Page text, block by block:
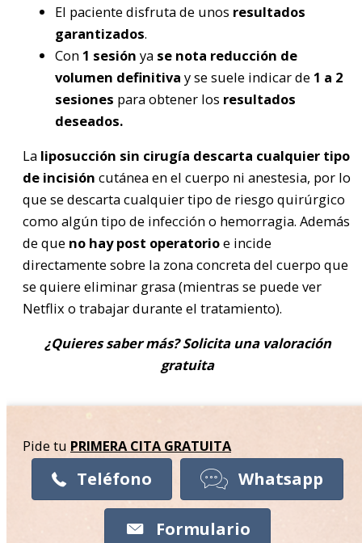
El paciente disfruta de unos resultados
garantizados.
Con1 sesión ya se nota reducción de
volumen definitiva y se suele indicar de 1 a 2
sesiones para obtener los resultados
deseados.
La liposucción sin cirugía descarta cualquier tipo
de incisión cutánea en el cuerpo ni anestesia, por lo
que se descarta cualquier tipo de riesgo quirúrgico
como algún tipo de infección o hemorragia. Además
de que no hay post operatorioe incide
directamente sobre la zona concreta del cuerpo que
se quiere eliminar grasa (mientras se puede ver
Netflix o trabajar durante el tratamiento).
¿Quieres saber más? Solicita una valoración
gratuita
Pide tu PRIMERA CITAGRATUITA
Teléfono Whatsapp
Formulario